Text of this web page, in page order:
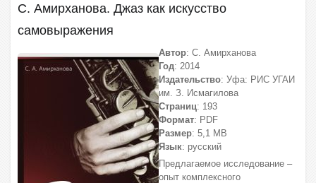
С. Амирханова. Джаз как искусство
самовыражения
Автор: С. Амирханова
Год: 2014
Издательство: Уфа: РИС УГАИ
им. З. Исмагилова
Страниц: 193
Формат: PDF
Размер: 5,1 МВ
Язык: русский
Предлагаемое исследование –
опыт комплексного